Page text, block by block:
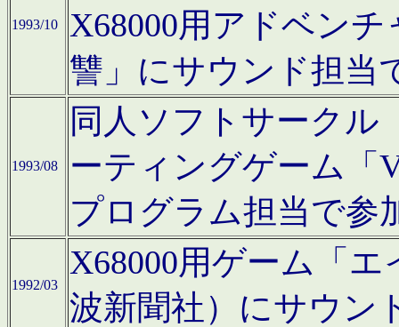
1993/10
X68000用アドベン
讐」にサウンド担当
1993/08
同人ソフトサークル
ーティングゲーム「
プログラム担当で参
1992/03
X68000用ゲーム「
波新聞社）にサウン